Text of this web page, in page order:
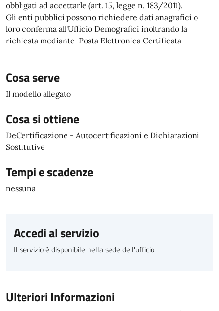
obbligati ad accettarle (art. 15, legge n. 183/2011).
Gli enti pubblici possono richiedere dati anagrafici o
loro conferma all'Ufficio Demografici inoltrando la
richiesta mediante Posta Elettronica Certificata
Cosa serve
Il modello allegato
Cosa si ottiene
DeCertificazione - Autocertificazioni e Dichiarazioni
Sostitutive
Tempi e scadenze
nessuna
Accedi al servizio
Il servizio è disponibile nella sede dell'ufficio
Ulteriori Informazioni